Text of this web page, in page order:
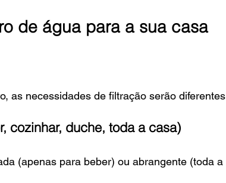
de água para a sua casa
as necessidades de filtração serão
cozinhar, duche, toda a casa)
(apenas para beber) ou abrangente (toda a